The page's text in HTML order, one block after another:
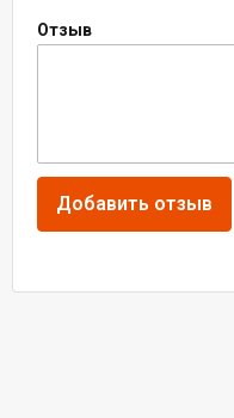
Отзыв